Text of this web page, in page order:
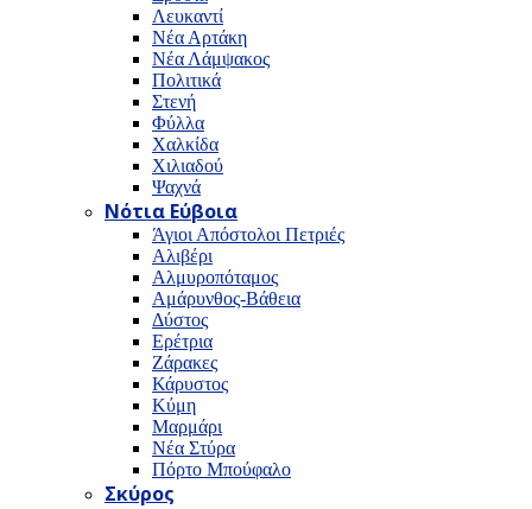
Λευκαντί
Νέα Αρτάκη
Νέα Λάμψακος
Πολιτικά
Στενή
Φύλλα
Χαλκίδα
Χιλιαδού
Ψαχνά
Νότια Εύβοια
Άγιοι Απόστολοι Πετριές
Αλιβέρι
Αλμυροπόταμος
Αμάρυνθος-Βάθεια
Δύστος
Ερέτρια
Ζάρακες
Κάρυστος
Κύμη
Μαρμάρι
Νέα Στύρα
Πόρτο Μπούφαλο
Σκύρος